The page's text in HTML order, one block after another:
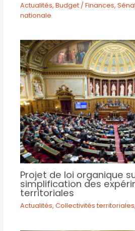
Actualités,Budget / Finances,
nationale
Projet de loi organique
simplification des
territoriales
Actualités,Collectivités territoriales